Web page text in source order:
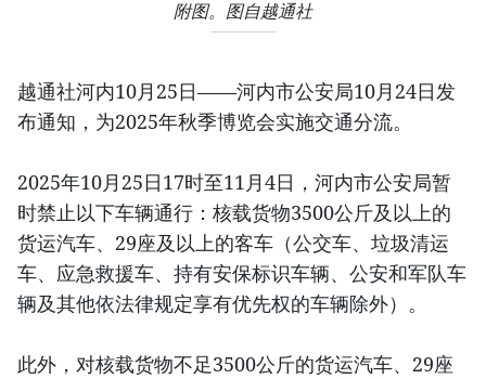
附图。图自越通社
越通社河内10月25日——河内市公安局10月24日发
布通知，为2025年秋季博览会实施交通分流。
2025年10月25日17时至11月4日，河内市公安局暂
时禁止以下车辆通行：核载货物3500公斤及以上的
货运汽车、29座及以上的客车（公交车、垃圾清运
车、应急救援车、持有安保标识车辆、公安和军队车
辆及其他依法律规定享有优先权的车辆除外）。
此外，对核载货物不足3500公斤的货运汽车、29座